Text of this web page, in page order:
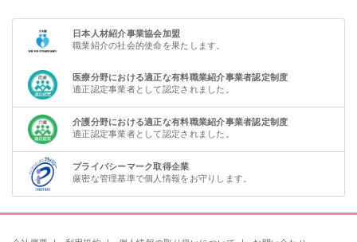
日本人材紹介事業協会加盟
職業紹介の社会的使命を果たします。
医療分野における適正な有料職業紹介事業者認定制度
適正認定事業者として認定されました。
介護分野における適正な有料職業紹介事業者認定制度
適正認定事業者として認定されました。
プライバシーマーク取得企業
厳密な管理基準で個人情報をお守りします。